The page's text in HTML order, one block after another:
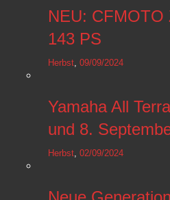
NEU: CFMOTO
143 PS
Herbst 09/09/2024
Yamaha All
und 8.
Herbst 02/09/2024